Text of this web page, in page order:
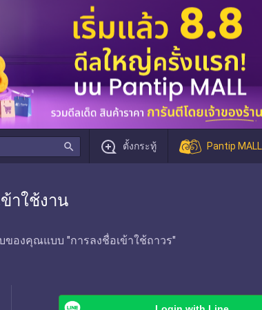
search ตั้งกระทู้ Pantip MALL
าใช้งาน
ของคุณแบบ "การลงชื่อเข้าใช้ถาวร"